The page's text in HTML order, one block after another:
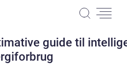
guide til